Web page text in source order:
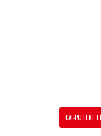
CAI-PUTERE